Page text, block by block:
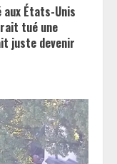
États-Unis
tué une
juste devenir